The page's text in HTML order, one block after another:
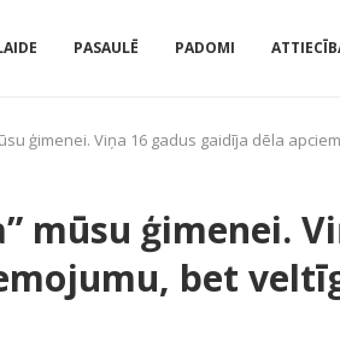
PASAULĒ PADOMI
ģimenei. Viņa 16 gadus gaidīja dēla
mūsu ģimenei.
bet